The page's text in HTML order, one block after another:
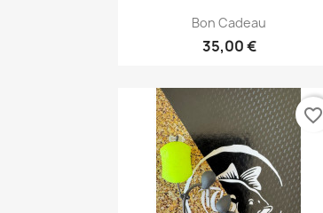
Vorschau
Bon Cadeau
35,00 €
favorite_border